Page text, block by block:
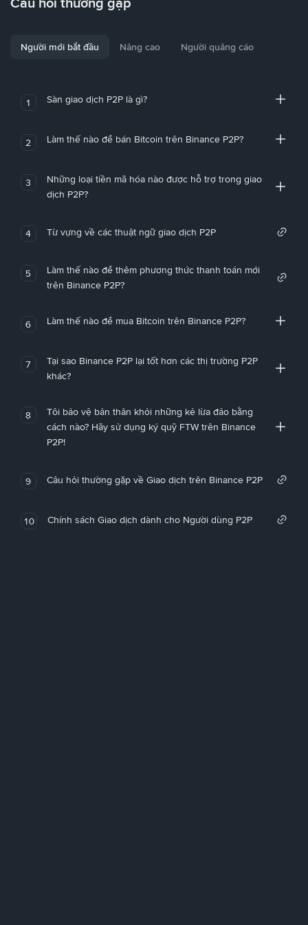
Người mới bắt đầu Nâng cao Người quảng cáo
1 Sàn giao dịch P2P là gì?
2 Làm thế nào để bán Bitcoin trên Binance P2P?
3
Những loại tiền mã hóa nào được hỗ trợ trong giao
dịch P2P?
4 Từ vựng về các thuật ngữ giao dịch P2P
5
Làm thế nào để thêm phương thức thanh toán mới
trên Binance P2P?
6 Làm thế nào để mua Bitcoin trên Binance P2P?
7
Tại sao Binance P2P lại tốt hơn các thị trường P2P
khác?
8
Tôi bảo vệ bản thân khỏi những kẻ lừa đảo bằng
cách nào? Hãy sử dụng ký quỹ FTW trên Binance
P2P!
9 Câu hỏi thường gặp về Giao dịch trên Binance P2P
10 Chính sách Giao dịch dành cho Người dùng P2P